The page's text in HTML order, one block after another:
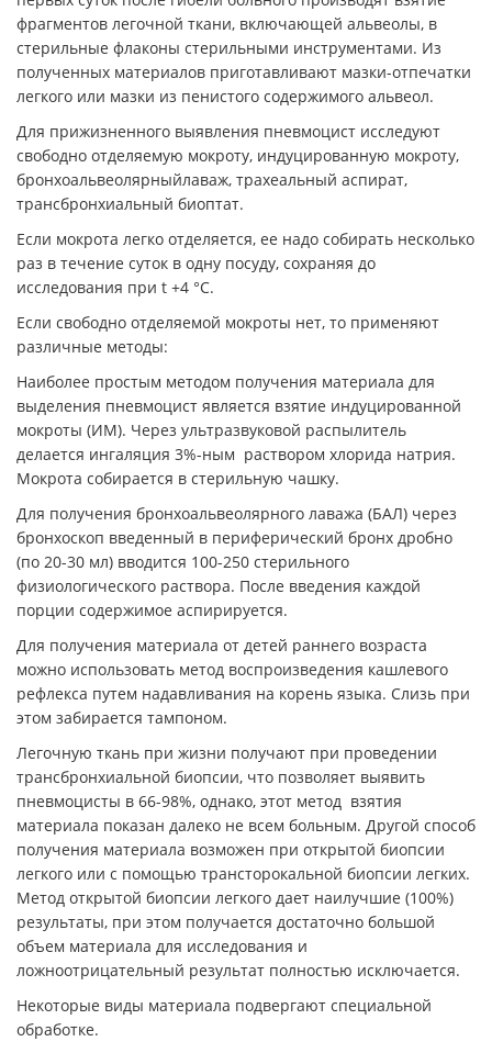
фрагментов легочной ткани, включающей альвеолы, в
стерильные флаконы стерильными инструментами. Из
полученных материалов приготавливают мазки-отпечатки
легкого или мазки из пенистого содержимого альвеол.
Для прижизненного выявления пневмоцист исследуют
свободно отделяемую мокроту, индуцированную мокроту,
бронхоальвеолярныйлаваж, трахеальный аспират,
трансбронхиальный биоптат.
Если мокрота легко отделяется, ее надо собирать несколько
раз в течение суток в одну посуду, сохраняя до
исследования при t +4 °С.
Если свободно отделяемой мокроты нет, то применяют
различные методы:
Наиболее простым методом получения материала для
выделения пневмоцист является взятие индуцированной
мокроты (ИМ). Через ультразвуковой распылитель
делается ингаляция 3%-ным раствором хлорида натрия.
Мокрота собирается в стерильную чашку.
Для получения бронхоальвеолярного лаважа (БАЛ) через
бронхоскоп введенный в периферический бронх дробно
(по 20-30 мл) вводится 100-250 стерильного
физиологического раствора. После введения каждой
порции содержимое аспирируется.
Для получения материала от детей раннего возраста
можно использовать метод воспроизведения кашлевого
рефлекса путем надавливания на корень языка. Слизь при
этом забирается тампоном.
Легочную ткань при жизни получают при проведении
трансбронхиальной биопсии, что позволяет выявить
пневмоцисты в 66-98%, однако, этот метод взятия
материала показан далеко не всем больным. Другой способ
получения материала возможен при открытой биопсии
легкого или с помощью трансторокальной биопсии легких.
Метод открытой биопсии легкого дает наилучшие (100%)
результаты, при этом получается достаточно большой
объем материала для исследования и
ложноотрицательный результат полностью исключается.
Некоторые виды материала подвергают специальной
обработке.